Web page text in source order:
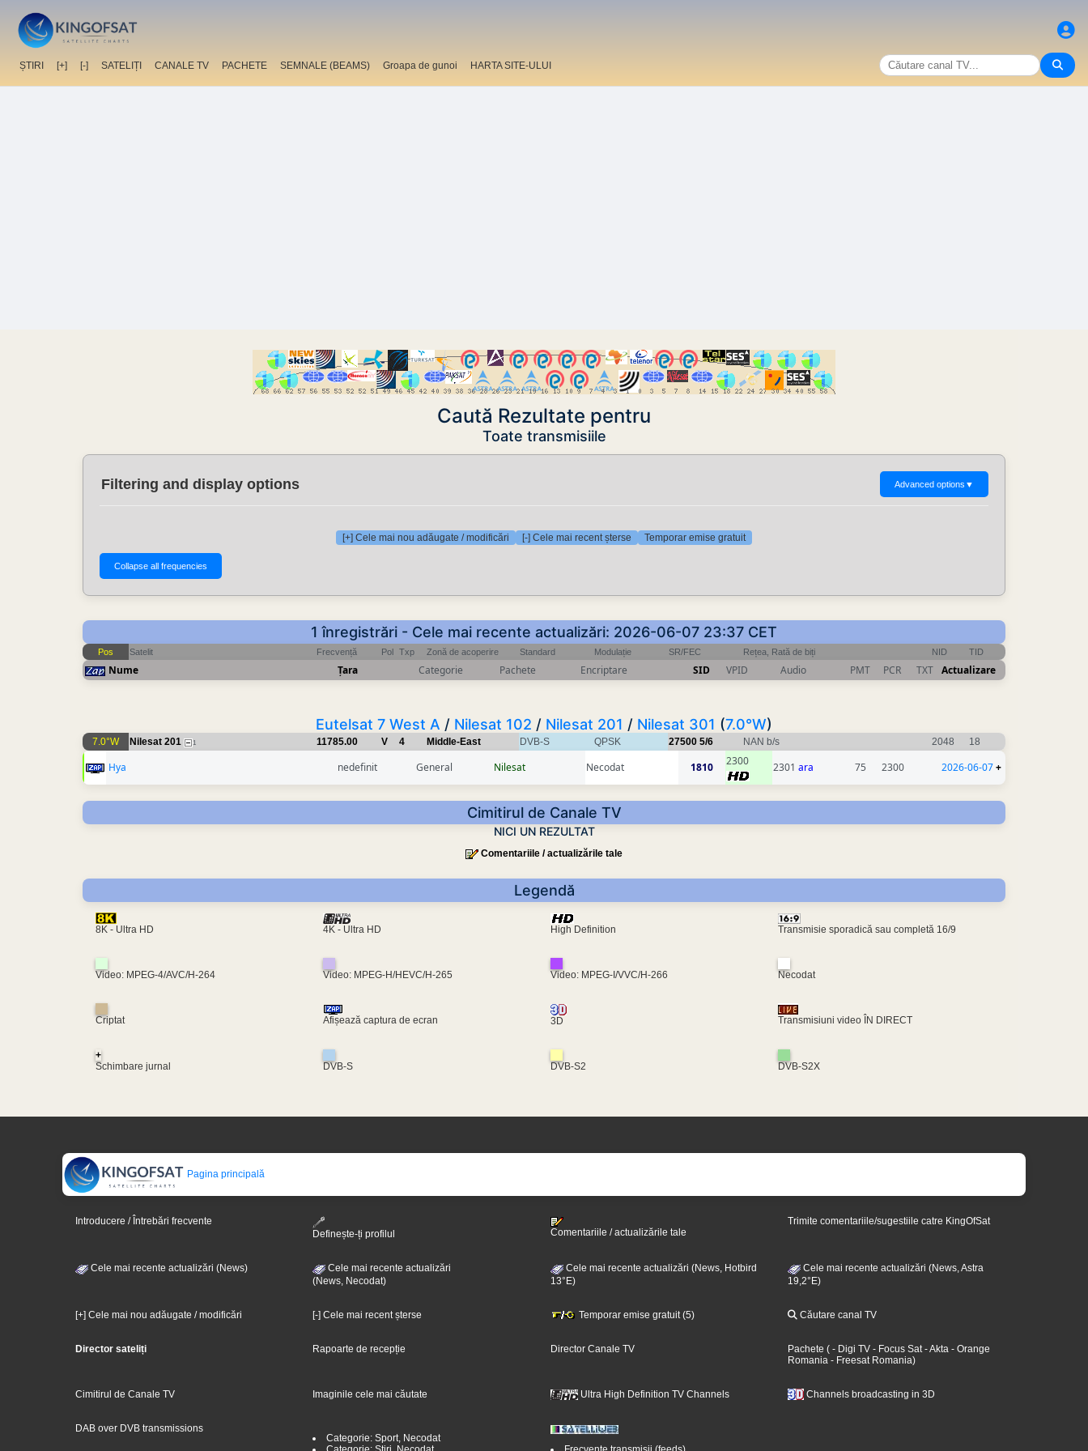
ȘTIRI [+] [-] SATELIȚI CANALE TV PACHETE SEMNALE (BEAMS) Groapa de gunoi HARTA SITE-ULUI
Caută Rezultate pentru
Toate transmisiile
Filtering and display options Advanced options ▼
[+] Cele mai nou adăugate / modificări [-] Cele mai recent șterse Temporar emise gratuit
1 înregistrări - Cele mai recente actualizări: 2026-06-07 23:37 CET
Pos Satelit Frecvență Pol Txp Zonă de acoperire Standard Modulație SR/FEC Rețea, Rată de biți NID TID
Nume Țara Categorie Pachete Encriptare SID VPID Audio PMT PCR TXT Actualizare
Eutelsat 7 West A / Nilesat 102 / Nilesat 201 / Nilesat 301 (7.0°W)
7.0°W Nilesat 201 1 11785.00 V 4 Middle-East DVB-S QPSK 27500 5/6 NAN b/s 2048 18
Hya nedefinit General Nilesat Necodat 1810 2300 2301 ara 75 2300 2026-06-07+
Cimitirul de Canale TV
NICI UN REZULTAT
Comentariile / actualizările tale
Legendă
8K - Ultra HD 4K - Ultra HD High Definition Transmisie sporadică sau completă 16/9
Video: MPEG-4/AVC/H-264 Video: MPEG-H/HEVC/H-265 Video: MPEG-I/VVC/H-266 Necodat
Criptat Afișează captura de ecran 3D Transmisiuni video ÎN DIRECT
+
Schimbare jurnal
DVB-S DVB-S2 DVB-S2X
Pagina principală
Introducere / Întrebări frecvente
Definește-ți profilul
Comentariile / actualizările tale
Trimite comentariile/sugestiile catre KingOfSat
Cele mai recente actualizări (News)
Cele mai recente actualizări
(News, Necodat)
Cele mai recente actualizări (News, Hotbird
13°E)
Cele mai recente actualizări (News, Astra
19,2°E)
[+] Cele mai nou adăugate / modificări [-] Cele mai recent șterse Temporar emise gratuit (5) Căutare canal TV
Director sateliți Rapoarte de recepție Director Canale TV Pachete (- Digi TV - Focus Sat - Akta - Orange
Romania - Freesat Romania)
Cimitirul de Canale TV Imaginile cele mai căutate Ultra High Definition TV Channels Channels broadcasting in 3D
DAB over DVB transmissions
Categorie: Sport, Necodat